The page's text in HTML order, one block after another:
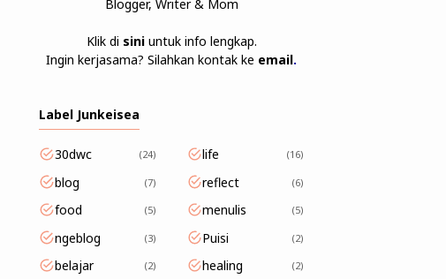
Blogger, Writer & Mom
Klik di sini untuk info lengkap.
Ingin kerjasama? Silahkan kontak ke email.
Label Junkeisea
30dwc 24 life 16
blog 7 reflect 6
food 5 menulis 5
ngeblog 3 Puisi 2
belajar 2 healing 2